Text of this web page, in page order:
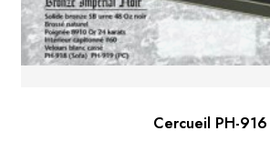
Cercueil PH-916